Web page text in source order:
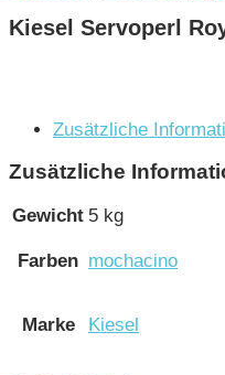
Kiesel Servoperl
Zusätzliche
Zusätzliche
Gewicht 5 kg
Farben mochacino
Marke Kiesel